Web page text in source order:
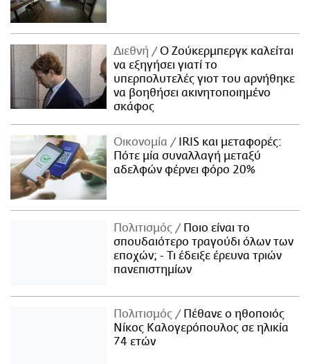
Διεθνή
Ο Ζούκερμπεργκ καλείται
να εξηγήσει γιατί το
υπερπολυτελές γιοτ του αρνήθηκε
να βοηθήσει ακινητοποιημένο
σκάφος
Οικονομία
IRIS και μεταφορές:
Πότε μία συναλλαγή μεταξύ
αδελφών φέρνει φόρο 20%
Πολιτισμός
Ποιο είναι το
σπουδαιότερο τραγούδι όλων των
εποχών; - Τι έδειξε έρευνα τριών
πανεπιστημίων
Πολιτισμός
Πέθανε ο ηθοποιός
Νίκος Καλογερόπουλος σε ηλικία
74 ετών